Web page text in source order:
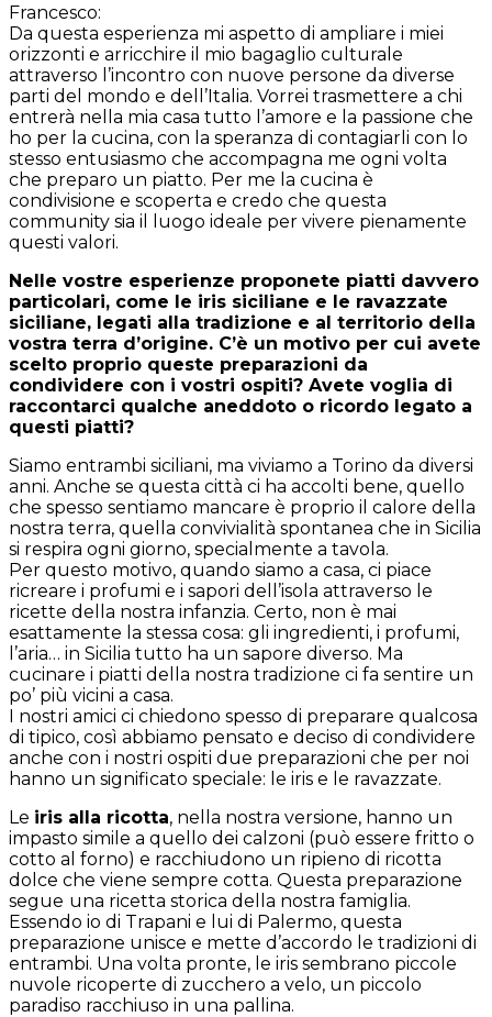
Francesco:
Da questa esperienza mi aspetto di ampliare i miei
orizzonti e arricchire il mio bagaglio culturale
attraverso l’incontro con nuove persone da diverse
parti del mondo e dell’Italia. Vorrei trasmettere a chi
entrerà nella mia casa tutto l’amore e la passione che
ho per la cucina, con la speranza di contagiarli con lo
stesso entusiasmo che accompagna me ogni volta
che preparo un piatto. Per me la cucina è
condivisione e scoperta e credo che questa
community sia il luogo ideale per vivere pienamente
questi valori.
Nelle vostre esperienze proponete piatti davvero
particolari, come le iris siciliane e le ravazzate
siciliane, legati alla tradizione e al territorio della
vostra terra d’origine. C’è un motivo per cui avete
scelto proprio queste preparazioni da
condividere con i vostri ospiti? Avete voglia di
raccontarci qualche aneddoto o ricordo legato a
questi piatti?
Siamo entrambi siciliani, ma viviamo a Torino da diversi
anni. Anche se questa città ci ha accolti bene, quello
che spesso sentiamo mancare è proprio il calore della
nostra terra, quella convivialità spontanea che in Sicilia
si respira ogni giorno, specialmente a tavola.
Per questo motivo, quando siamo a casa, ci piace
ricreare i profumi e i sapori dell’isola attraverso le
ricette della nostra infanzia. Certo, non è mai
esattamente la stessa cosa: gli ingredienti, i profumi,
l’aria… in Sicilia tutto ha un sapore diverso. Ma
cucinare i piatti della nostra tradizione ci fa sentire un
po’ più vicini a casa.
I nostri amici ci chiedono spesso di preparare qualcosa
di tipico, così abbiamo pensato e deciso di condividere
anche con i nostri ospiti due preparazioni che per noi
hanno un significato speciale: le iris e le ravazzate.
Le iris alla ricotta, nella nostra versione, hanno un
impasto simile a quello dei calzoni (può essere fritto o
cotto al forno) e racchiudono un ripieno di ricotta
dolce che viene sempre cotta. Questa preparazione
segue una ricetta storica della nostra famiglia.
Essendo io di Trapani e lui di Palermo, questa
preparazione unisce e mette d’accordo le tradizioni di
entrambi. Una volta pronte, le iris sembrano piccole
nuvole ricoperte di zucchero a velo, un piccolo
paradiso racchiuso in una pallina.